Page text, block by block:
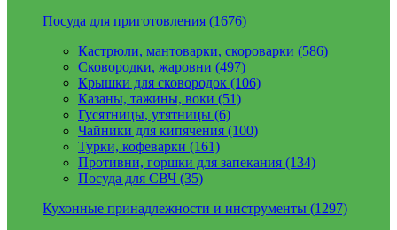
Посуда для приготовления (1676)
Кастрюли, мантоварки, скороварки (586)
Сковородки, жаровни (497)
Крышки для сковородок (106)
Казаны, тажины, воки (51)
Гусятницы, утятницы (6)
Чайники для кипячения (100)
Турки, кофеварки (161)
Противни, горшки для запекания (134)
Посуда для СВЧ (35)
Кухонные принадлежности и инструменты (1297)